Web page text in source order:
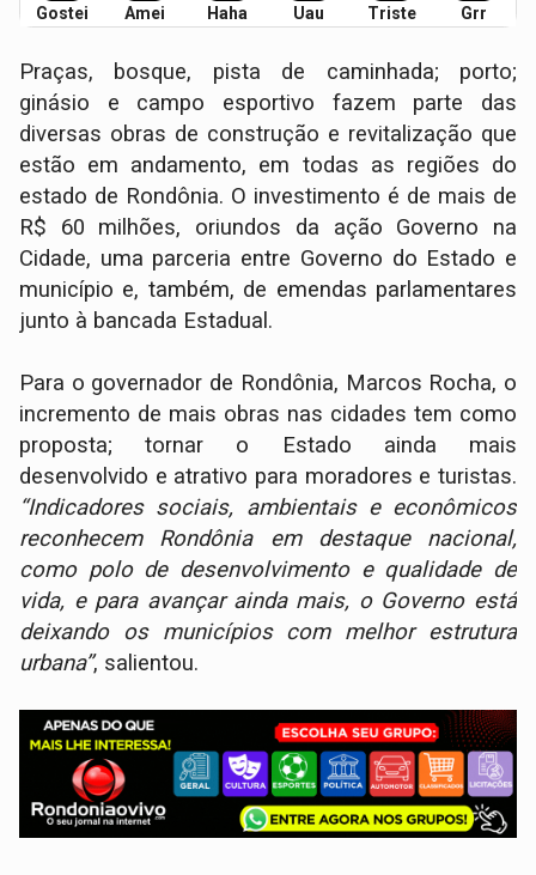
Gostei Amei Haha Uau Triste Grr
Praças, bosque, pista de caminhada; porto;
ginásio e campo esportivo fazem parte das
diversas obras de construção e revitalização que
estão em andamento, em todas as regiões do
estado de Rondônia. O investimento é de mais de
R$ 60 milhões, oriundos da ação Governo na
Cidade, uma parceria entre Governo do Estado e
município e, também, de emendas parlamentares
junto à bancada Estadual.
Para o governador de Rondônia, Marcos Rocha, o
incremento de mais obras nas cidades tem como
proposta; tornar o Estado ainda mais
desenvolvido e atrativo para moradores e turistas.
‘‘Indicadores sociais, ambientais e econômicos
reconhecem Rondônia em destaque nacional,
como polo de desenvolvimento e qualidade de
vida, e para avançar ainda mais, o Governo está
deixando os municípios com melhor estrutura
urbana’’, salientou.